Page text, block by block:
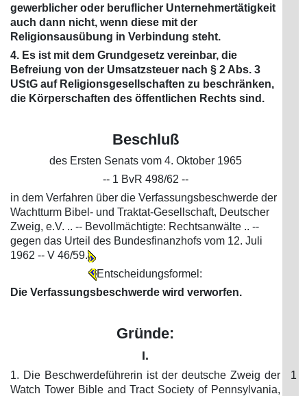
gewerblicher oder beruflicher Unternehmertätigkeit
auch dann nicht, wenn diese mit der
Religionsausübung in Verbindung steht.
4. Es ist mit dem Grundgesetz vereinbar, die
Befreiung von der Umsatzsteuer nach § 2 Abs. 3
UStG auf Religionsgesellschaften zu beschränken,
die Körperschaften des öffentlichen Rechts sind.
Beschluß
des Ersten Senats vom 4. Oktober 1965
-- 1 BvR 498/62 --
in dem Verfahren über die Verfassungsbeschwerde der
Wachtturm Bibel- und Traktat-Gesellschaft, Deutscher
Zweig, e.V. .. -- Bevollmächtigte: Rechtsanwälte .. --
gegen das Urteil des Bundesfinanzhofs vom 12. Juli
1962 -- V 46/59.
Entscheidungsformel:
Die Verfassungsbeschwerde wird verworfen.
Gründe:
I.
1. Die Beschwerdeführerin ist der deutsche Zweig der
Watch Tower Bible and Tract Society of Pennsylvania,
1